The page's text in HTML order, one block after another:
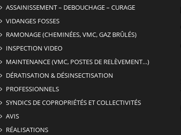
ASSAINISSEMENT – DEBOUCHAGE – CURAGE
VIDANGES FOSSES
RAMONAGE (CHEMINÉES, VMC, GAZ BRÛLÉS)
INSPECTION VIDEO
MAINTENANCE (VMC, POSTES DE RELÈVEMENT…)
DÉRATISATION & DÉSINSECTISATION
PROFESSIONNELS
SYNDICS DE COPROPRIÉTÉS ET COLLECTIVITÉS
AVIS
RÉALISATIONS